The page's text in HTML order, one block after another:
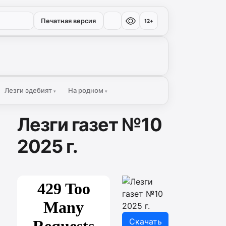
Печатная версия 12+
Лезги эдебият▾ На родном▾
Лезги газет №10
2025 г.
Скачать